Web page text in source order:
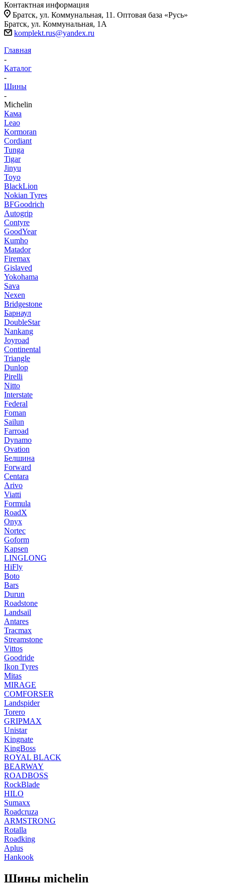
Контактная информация
Братск, ул. Коммунальная, 11. Оптовая база «Русь»
Братск, ул. Коммунальная, 1А
komplekt.rus@yandex.ru
Главная
-
Каталог
-
Шины
-
Michelin
Кама
Leao
Kormoran
Cordiant
Tunga
Tigar
Jinyu
Toyo
BlackLion
Nokian Tyres
BFGoodrich
Autogrip
Contyre
GoodYear
Kumho
Matador
Firemax
Gislaved
Yokohama
Sava
Nexen
Bridgestone
Барнаул
DoubleStar
Nankang
Joyroad
Continental
Triangle
Dunlop
Pirelli
Nitto
Interstate
Federal
Foman
Sailun
Farroad
Dynamo
Ovation
Белшина
Forward
Centara
Arivo
Viatti
Formula
RoadX
Onyx
Nortec
Goform
Kapsen
LINGLONG
HiFly
Boto
Bars
Durun
Roadstone
Landsail
Antares
Tracmax
Streamstone
Vittos
Goodride
Ikon Tyres
Mitas
MIRAGE
COMFORSER
Landspider
Torero
GRIPMAX
Unistar
Kingnate
KingBoss
ROYAL BLACK
BEARWAY
ROADBOSS
RockBlade
HILO
Sumaxx
Roadcruza
ARMSTRONG
Rotalla
Roadking
Aplus
Hankook
Шины michelin